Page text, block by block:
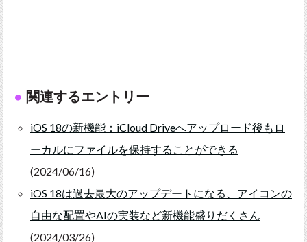
関連するエントリー
iOS 18の新機能：iCloud Driveへアップロード後もロ
ーカルにファイルを保持することができる
(2024/06/16)
iOS 18は過去最大のアップデートになる、アイコンの
自由な配置やAIの実装など新機能盛りだくさん
(2024/03/26)